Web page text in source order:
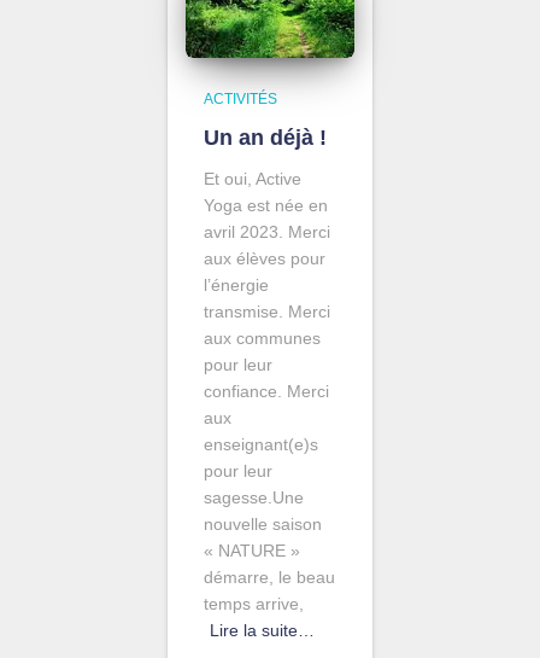
ACTIVITÉS
Un an déjà !
Et oui, Active
Yoga est née en
avril 2023. Merci
aux élèves pour
l’énergie
transmise. Merci
aux communes
pour leur
confiance. Merci
aux
enseignant(e)s
pour leur
sagesse.Une
nouvelle saison
« NATURE »
démarre, le beau
temps arrive,
Lire la suite…